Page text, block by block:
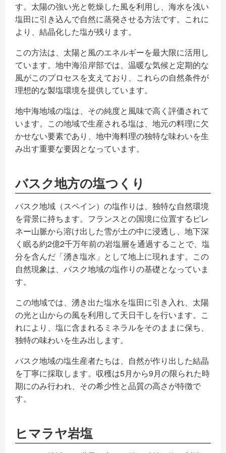
す。太陽の強い光と乾燥した風を利用し、海水を浅い
塩田に引き込んで自然に蒸発させる方法です。これに
より、結晶化した塩が残ります。
この方法は、太陽と風のエネルギーを最大限に活用し
ています。地中海沿岸部では、温暖な気候と定期的な
風がこのプロセスを支えており、これらの自然条件が
理想的な製塩環境を提供しています。
地中海地域の塩は、その純度と風味で高く評価されて
います。この地域で生産される塩は、地元の料理に欠
かせない要素であり、地中海料理の独特な味わいを生
み出す重要な要因となっています。
バスク地方の塩つくり
バスク地域（スペイン）の塩作りは、独特な自然環境
を背景に持ちます。フランスとの国境に位置するピレ
ネー山脈から溶け出した雪が土の中に浸透し、地下深
く眠る約2億2千万年前の岩塩層を通過することで、塩
分を含んだ「湧き塩水」として地上に現れます。この
自然現象は、バスク地域の塩作りの基礎となっていま
す​​。
この地域では、湧き出た塩水を塩田に引き入れ、太陽
の光と山からの風を利用して天日干しを行います。こ
れにより、塩に含まれるミネラルをそのままに保ち、
独特の味わいを生み出します。
バスク地域の塩生産者たちは、自然が作り出した結晶
を丁寧に採取します。収穫は5月から9月の限られた時
期にのみ行われ、その希少性と品質の高さが特徴で
す。
ヒマラヤ岩塩